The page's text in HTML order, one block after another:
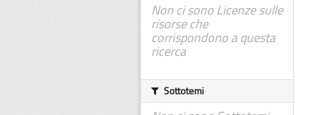
Non ci sono Licenze sulle
risorse che
corrispondono a questa
ricerca
Sottotemi